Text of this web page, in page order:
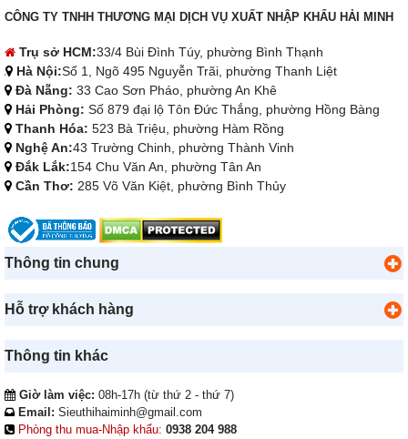
CÔNG TY TNHH THƯƠNG MẠI DỊCH VỤ XUẤT NHẬP KHẨU HẢI MINH
Trụ sở HCM:33/4 Bùi Đình Túy, phường Bình Thạnh
Hà Nội:Số 1, Ngõ 495 Nguyễn Trãi, phường Thanh Liệt
Đà Nẵng: 33 Cao Sơn Pháo, phường An Khê
Hải Phòng: Số 879 đại lộ Tôn Đức Thắng, phường Hồng Bàng
Thanh Hóa: 523 Bà Triệu, phường Hàm Rồng
Nghệ An:43 Trường Chinh, phường Thành Vinh
Đắk Lắk:154 Chu Văn An, phường Tân An
Cần Thơ: 285 Võ Văn Kiệt, phường Bình Thủy
Thông tin chung
Hỗ trợ khách hàng
Thông tin khác
Giờ làm việc: 08h-17h (từ thứ 2 - thứ 7)
Email: Sieuthihaiminh@gmail.com
Phòng thu mua-Nhập khẩu: 0938 204 988